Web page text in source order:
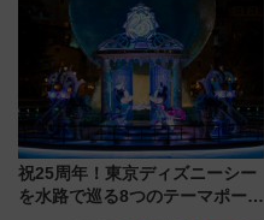
杯……工場直送生ビールや島グ
ルメが美味い
祝25周年！東京ディズニーシー
を水路で巡る8つのテーマポート